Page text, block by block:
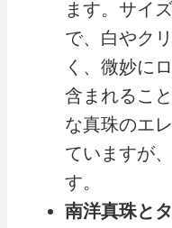
ます。サイ
で、白やク
く、微妙に
含まれるこ
な真珠のエ
ていますが
す。
南洋真珠と